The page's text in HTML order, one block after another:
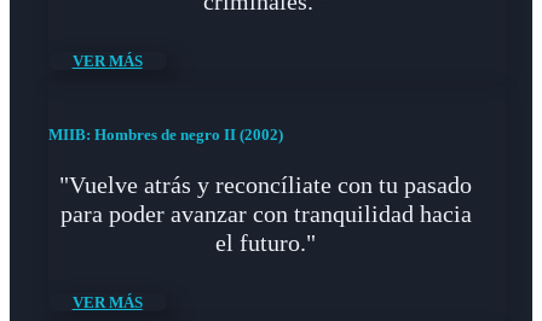
VER MÁS
MIIB: Hombres de negro II (2002)
"Vuelve atrás y reconcíliate con tu pasado
para poder avanzar con tranquilidad hacia
el futuro."
VER MÁS